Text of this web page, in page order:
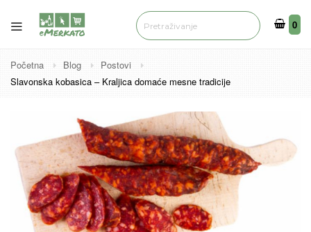
00
Početna Blog
Postovi
Slavonska kobasica – Kraljica domaće mesne tradicije